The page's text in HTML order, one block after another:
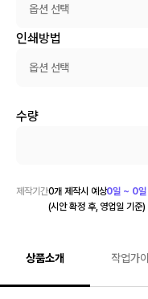
옵션 선택
인쇄방법
옵션 선택
수량
제작기간0개 제작시 예상0일 ~ 0일
(시안 확정 후, 영업일 기준)
상품소개 작업가